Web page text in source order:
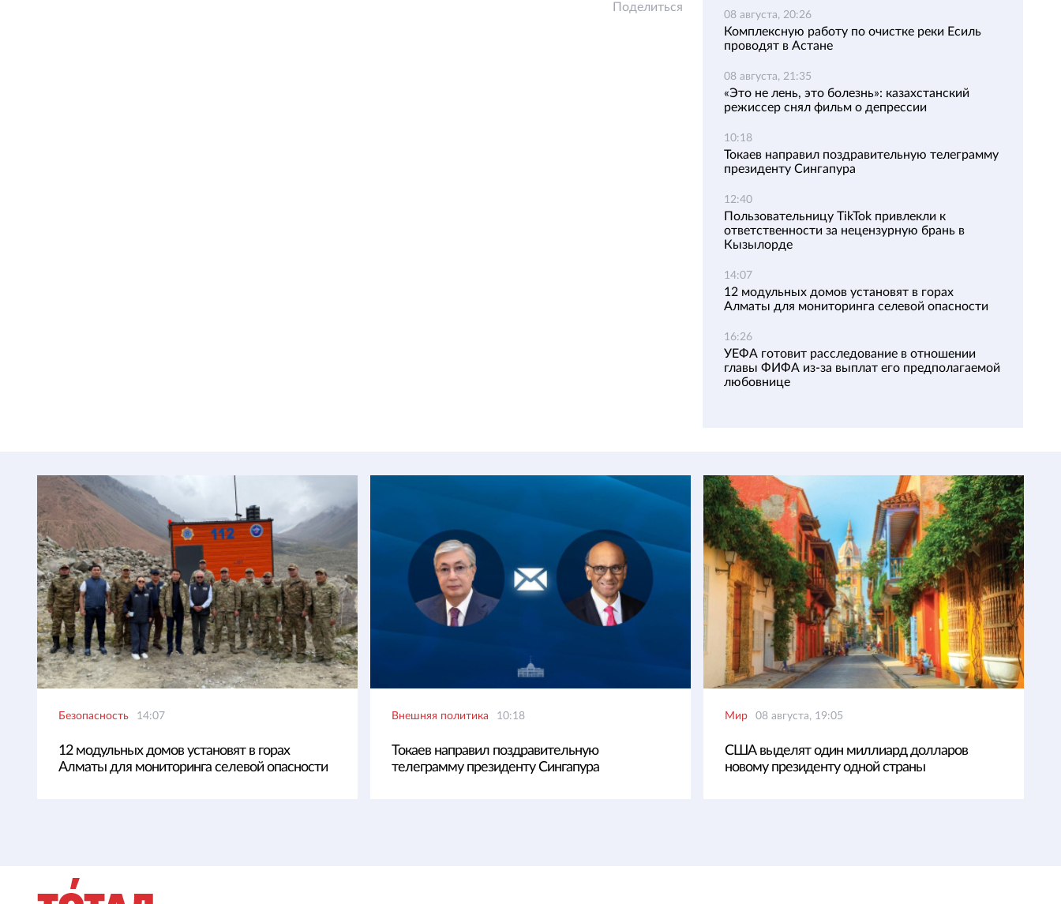
Поделиться
08 августа, 20:26
Комплексную работу по очистке реки Есиль
проводят в Астане
08 августа, 21:35
«Это не лень, это болезнь»: казахстанский
режиссер снял фильм о депрессии
10:18
Токаев направил поздравительную телеграмму
президенту Сингапура
12:40
Пользовательницу TikTok привлекли к
ответственности за нецензурную брань в
Кызылорде
14:07
12 модульных домов установят в горах
Алматы для мониторинга селевой опасности
16:26
УЕФА готовит расследование в отношении
главы ФИФА из-за выплат его предполагаемой
любовнице
Безопасность 14:07
12 модульных домов установят в горах
Алматы для мониторинга селевой опасности
Внешняя политика 10:18
Токаев направил поздравительную
телеграмму президенту Сингапура
Мир 08 августа, 19:05
США выделят один миллиард долларов
новому президенту одной страны